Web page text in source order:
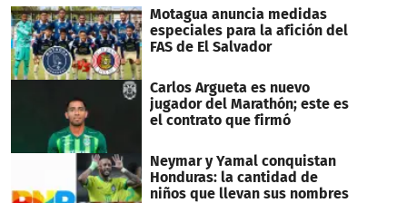
Motagua anuncia medidas
especiales para la afición del
FAS de El Salvador
Carlos Argueta es nuevo
jugador del Marathón; este es
el contrato que firmó
Neymar y Yamal conquistan
Honduras: la cantidad de
niños que llevan sus nombres